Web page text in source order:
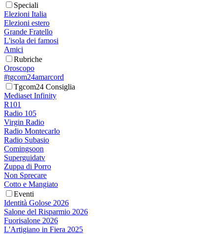
Speciali
Elezioni Italia
Elezioni estero
Grande Fratello
L'isola dei famosi
Amici
Rubriche
Oroscopo
#tgcom24amarcord
Tgcom24 Consiglia
Mediaset Infinity
R101
Radio 105
Virgin Radio
Radio Montecarlo
Radio Subasio
Comingsoon
Superguidatv
Zuppa di Porro
Non Sprecare
Cotto e Mangiato
Eventi
Identità Golose 2026
Salone del Risparmio 2026
Fuorisalone 2026
L'Artigiano in Fiera 2025